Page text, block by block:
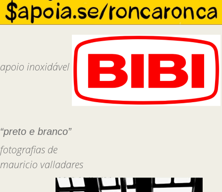
apoio inoxidável
“preto e branco”
fotografias de
mauricio valladares